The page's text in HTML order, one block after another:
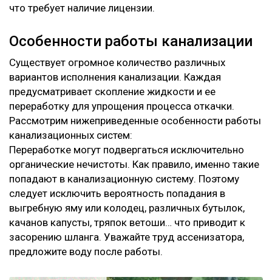
что требует наличие лицензии.
Особенности работы канализации
Существует огромное количество различных
вариантов исполнения канализации. Каждая
предусматривает скопление жидкости и ее
переработку для упрощения процесса откачки.
Рассмотрим нижеприведенные особенности работы
канализационных систем:
Переработке могут подвергаться исключительно
органические нечистоты. Как правило, именно такие
попадают в канализационную систему. Поэтому
следует исключить вероятность попадания в
выгребную яму или колодец, различных бутылок,
качанов капусты, тряпок ветоши… что приводит к
засорению шланга. Уважайте труд ассенизатора,
предложите воду после работы.